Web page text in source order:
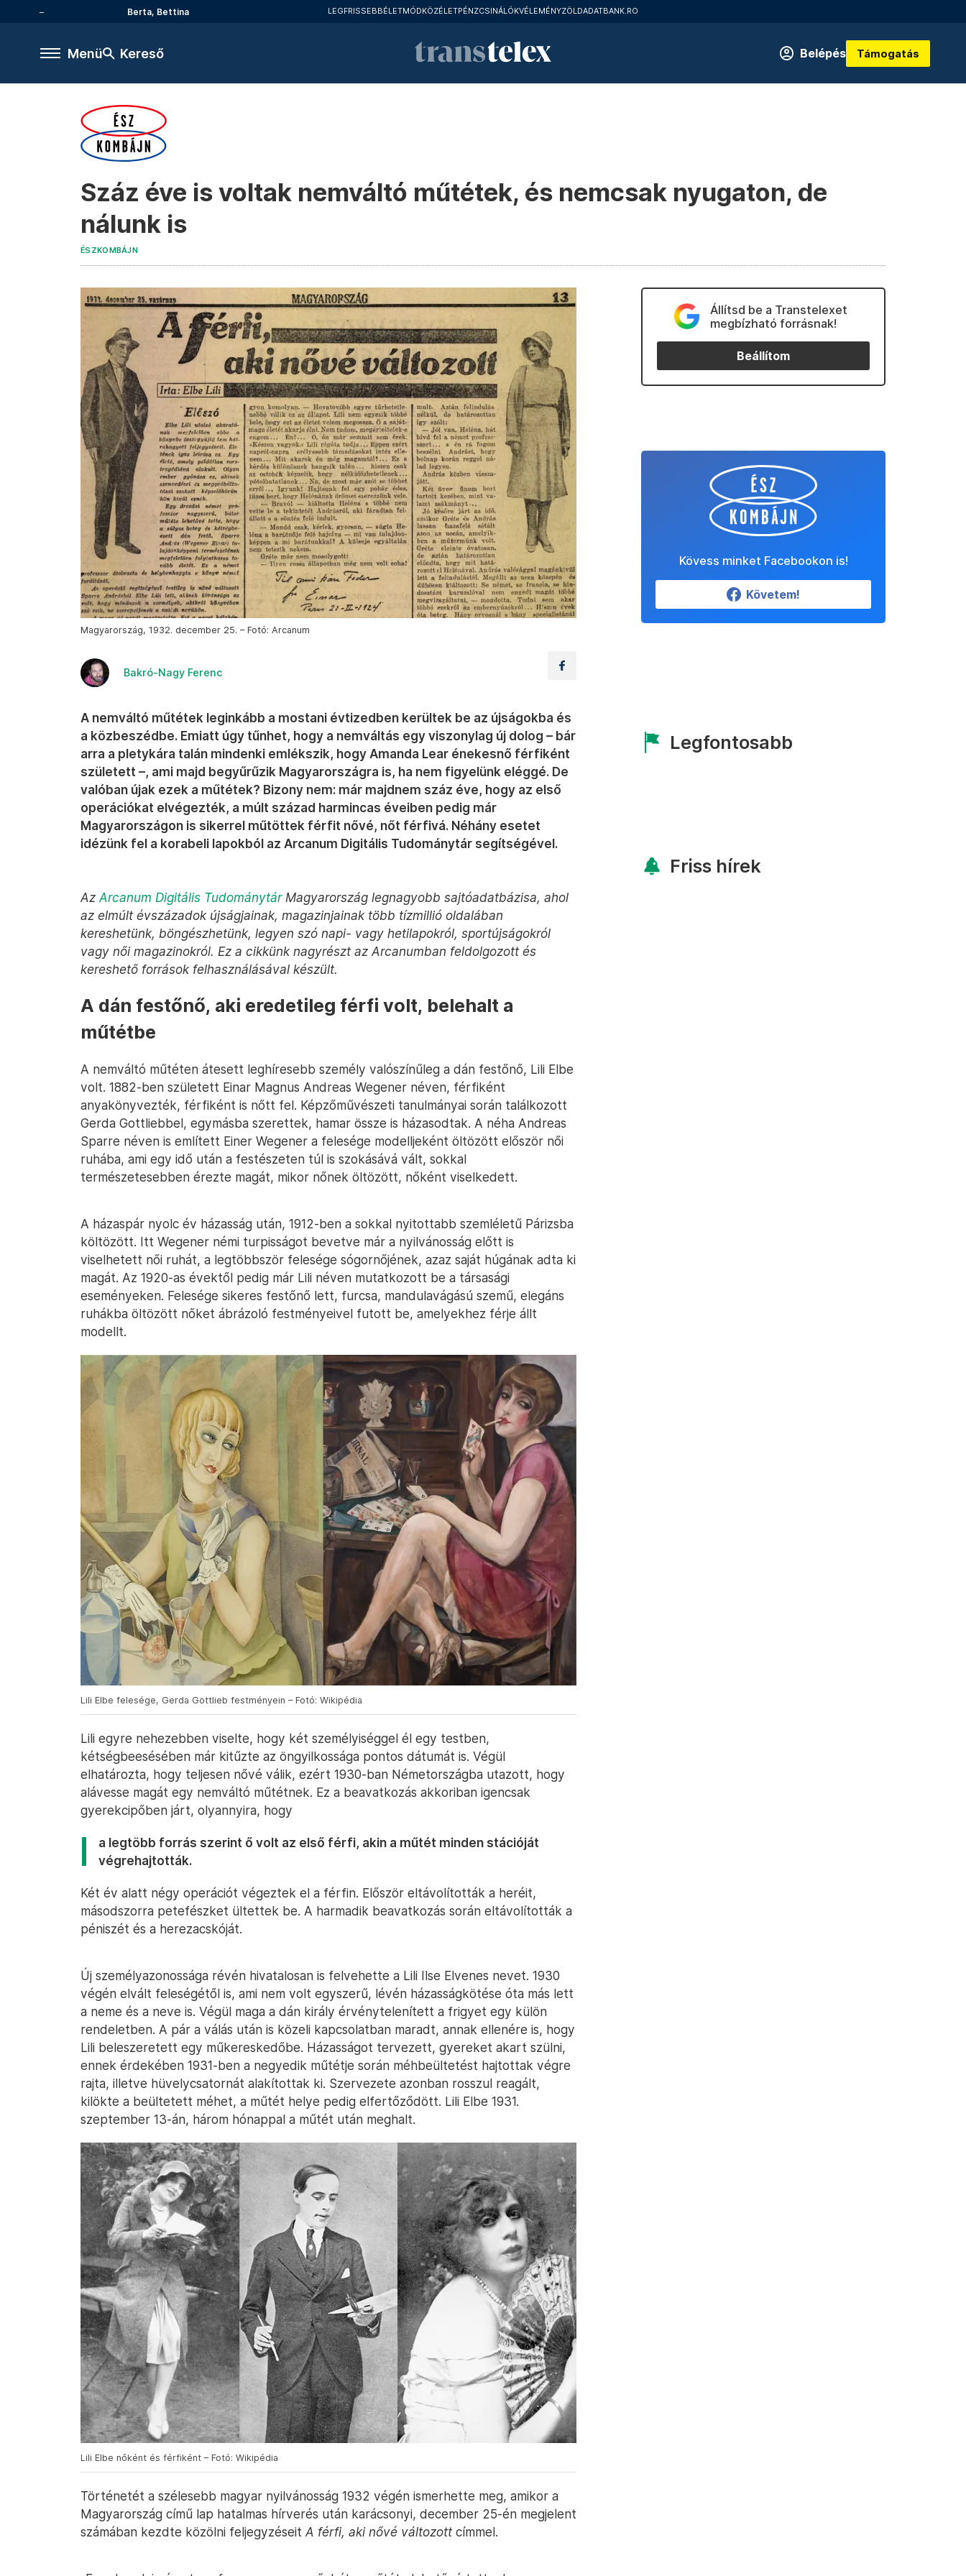
Berta, Bettina LEGFRISSEBBÉLETMÓDKÖZÉLETPÉNZCSINÁLÓKVÉLEMÉNYZÖLDADATBANK.RO
Menü Kereső Belépés Támogatás
Száz éve is voltak nemváltó műtétek, és nemcsak nyugaton, de
nálunk is
ÉSZKOMBÁJN
Magyarország, 1932. december 25. – Fotó: Arcanum
Bakró-Nagy Ferenc
A nemváltó műtétek leginkább a mostani évtizedben kerültek be az újságokba és
a közbeszédbe. Emiatt úgy tűnhet, hogy a nemváltás egy viszonylag új dolog – bár
arra a pletykára talán mindenki emlékszik, hogy Amanda Lear énekesnő férfiként
született –, ami majd begyűrűzik Magyarországra is, ha nem figyelünk eléggé. De
valóban újak ezek a műtétek? Bizony nem: már majdnem száz éve, hogy az első
operációkat elvégezték, a múlt század harmincas éveiben pedig már
Magyarországon is sikerrel műtöttek férfit nővé, nőt férfivá. Néhány esetet
idézünk fel a korabeli lapokból az Arcanum Digitális Tudománytár segítségével.
Az Arcanum Digitális TudománytárMagyarország legnagyobb sajtóadatbázisa, ahol
az elmúlt évszázadok újságjainak, magazinjainak több tízmillió oldalában
kereshetünk, böngészhetünk, legyen szó napi- vagy hetilapokról, sportújságokról
vagy női magazinokról. Ez a cikkünk nagyrészt az Arcanumban feldolgozott és
kereshető források felhasználásával készült.
A dán festőnő, aki eredetileg férfi volt, belehalt a
műtétbe
A nemváltó műtéten átesett leghíresebb személy valószínűleg a dán festőnő, Lili Elbe
volt. 1882-ben született Einar Magnus Andreas Wegener néven, férfiként
anyakönyvezték, férfiként is nőtt fel. Képzőművészeti tanulmányai során találkozott
Gerda Gottliebbel, egymásba szerettek, hamar össze is házasodtak. A néha Andreas
Sparre néven is említett Einer Wegener a felesége modelljeként öltözött először női
ruhába, ami egy idő után a festészeten túl is szokásává vált, sokkal
természetesebben érezte magát, mikor nőnek öltözött, nőként viselkedett.
A házaspár nyolc év házasság után, 1912-ben a sokkal nyitottabb szemléletű Párizsba
költözött. Itt Wegener némi turpisságot bevetve már a nyilvánosság előtt is
viselhetett női ruhát, a legtöbbször felesége sógornőjének, azaz saját húgának adta ki
magát. Az 1920-as évektől pedig már Lili néven mutatkozott be a társasági
eseményeken. Felesége sikeres festőnő lett, furcsa, mandulavágású szemű, elegáns
ruhákba öltözött nőket ábrázoló festményeivel futott be, amelyekhez férje állt
modellt.
Lili Elbe felesége, Gerda Gottlieb festményein – Fotó: Wikipédia
Lili egyre nehezebben viselte, hogy két személyiséggel él egy testben,
kétségbeesésében már kitűzte az öngyilkossága pontos dátumát is. Végül
elhatározta, hogy teljesen nővé válik, ezért 1930-ban Németországba utazott, hogy
alávesse magát egy nemváltó műtétnek. Ez a beavatkozás akkoriban igencsak
gyerekcipőben járt, olyannyira, hogy
a legtöbb forrás szerint ő volt az első férfi, akin a műtét minden stációját
végrehajtották.
Két év alatt négy operációt végeztek el a férfin. Először eltávolították a heréit,
másodszorra petefészket ültettek be. A harmadik beavatkozás során eltávolították a
péniszét és a herezacskóját.
Új személyazonossága révén hivatalosan is felvehette a Lili Ilse Elvenes nevet. 1930
végén elvált feleségétől is, ami nem volt egyszerű, lévén házasságkötése óta más lett
a neme és a neve is. Végül maga a dán király érvénytelenített a frigyet egy külön
rendeletben. A pár a válás után is közeli kapcsolatban maradt, annak ellenére is, hogy
Lili beleszeretett egy műkereskedőbe. Házasságot tervezett, gyereket akart szülni,
ennek érdekében 1931-ben a negyedik műtétje során méhbeültetést hajtottak végre
rajta, illetve hüvelycsatornát alakítottak ki. Szervezete azonban rosszul reagált,
kilökte a beültetett méhet, a műtét helye pedig elfertőződött. Lili Elbe 1931.
szeptember 13-án, három hónappal a műtét után meghalt.
Lili Elbe nőként és férfiként – Fotó: Wikipédia
Történetét a szélesebb magyar nyilvánosság 1932 végén ismerhette meg, amikor a
Magyarország című lap hatalmas hírverés után karácsonyi, december 25-én megjelent
számában kezdte közölni feljegyzéseit A férfi, aki nővé változott címmel.
Állítsd be a Transtelexet
megbízható forrásnak!
Beállítom
Kövess minket Facebookon is!
Követem!
Legfontosabb
Friss hírek